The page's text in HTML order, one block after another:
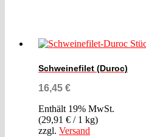
Schweinefilet (Duroc)
16,45 €
Enthält 19% MwSt.
(29,91 € / 1 kg)
zzgl. Versand